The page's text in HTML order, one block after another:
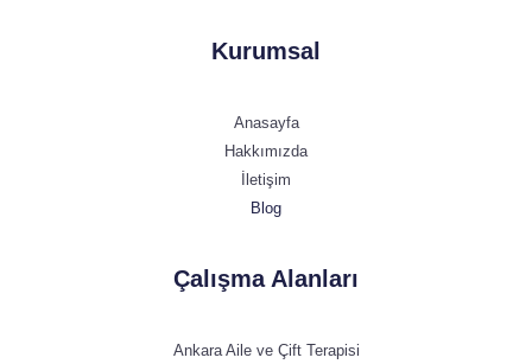
Kurumsal
Anasayfa
Hakkımızda
İletişim
Blog
Çalışma Alanları
Ankara Aile ve Çift Terapisi